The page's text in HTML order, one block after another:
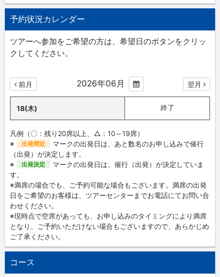
予約状況カレンダー
ツアーへ参加をご希望の方は、希望日のボタンをクリッ
クしてください。
前月 2026年06月 翌月
18(木) 終了
凡例（〇：残り20席以上、△：10～19席）
※
出発間近
マークの出発日は、あと数名のお申し込みで催行
（出発）が決定します。
※
出発決定
マークの出発日は、催行（出発）が決定していま
す。
※満席の場合でも、ご予約可能な場合もございます。満席の出発
日をご希望のお客様は、ツアーセンターまでお電話にてお問い合
わせください。
※現時点で空席があっても、お申し込みのタイミングにより満席
となり、ご予約いただけない場合もございますので、あらかじめ
ご了承ください。
コース